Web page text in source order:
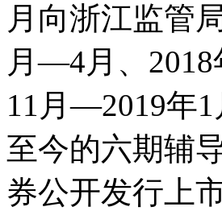
月向浙江监管
月—4月、
11月—2019年1
至今的六期辅
券公开发行上